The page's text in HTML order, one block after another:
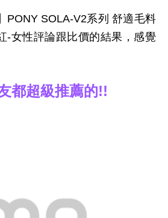
PONY SOLA-V2系列 舒適毛料
-女性評論跟比價的結果，感覺
都超級推薦的!!